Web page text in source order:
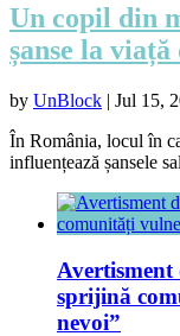
Un copil din
șanse la
by UnBlock | Jul 15,
În România, locul în
influențează șansele
sprijină
nevoi”